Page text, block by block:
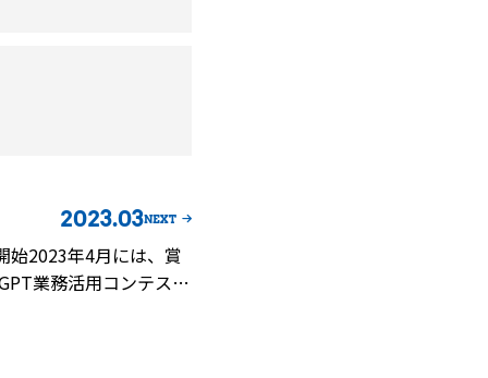
2023.03NEXT
始2023年4月には、賞
業務活用コンテス